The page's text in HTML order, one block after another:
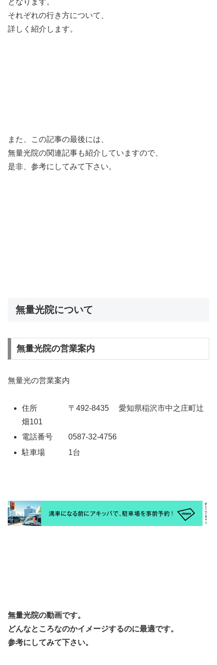
となります。
それぞれの行き方について、
詳しく紹介します。
また、この記事の最後には、
無量光院の関連記事も紹介していますので、
是非、参考にしてみて下さい。
無量光院について
無量光院の営業案内
無量光の営業案内
住所 〒492-8435 愛知県稲沢市中之庄町辻
畑101
電話番号 0587-32-4756
駐車場 1台
無量光院の動画です。
どんなところなのかイメージするのに最適です。
参考にしてみて下さい。